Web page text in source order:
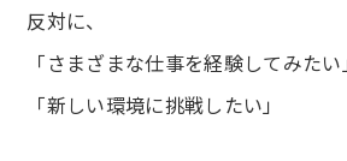
反対に、
「さまざまな仕事を経験してみたい
「新しい環境に挑戦したい」